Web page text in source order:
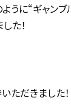
うに“ギャンブ
た！
ただきました！